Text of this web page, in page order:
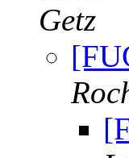
Getz